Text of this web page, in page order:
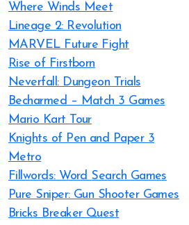
Where Winds Meet
Lineage 2: Revolution
MARVEL Future Fight
Rise of Firstborn
Neverfall: Dungeon Trials
Becharmed – Match 3 Games
Mario Kart Tour
Knights of Pen and Paper 3
Metro
Fillwords: Word Search Games
Pure Sniper: Gun Shooter Games
Bricks Breaker Quest